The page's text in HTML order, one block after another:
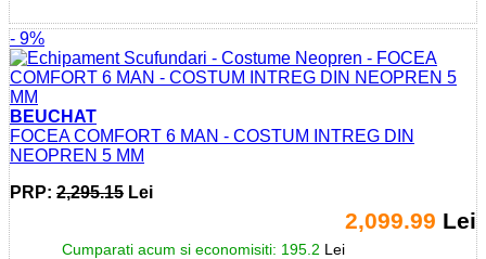
- 9%
BEUCHAT
FOCEA COMFORT 6 MAN - COSTUM INTREG DIN
NEOPREN 5 MM
PRP: 2,295.15 Lei
2,099.99 Lei
Cumparati acum si economisiti: 195.2 Lei